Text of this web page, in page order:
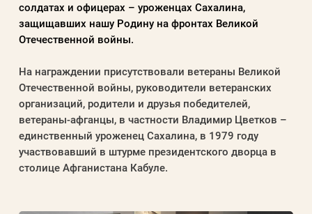
солдатах и офицерах – уроженцах Сахалина,
защищавших нашу Родину на фронтах Великой
Отечественной войны.
На награждении присутствовали ветераны Великой
Отечественной войны, руководители ветеранских
организаций, родители и друзья победителей,
ветераны-афганцы, в частности Владимир Цветков –
единственный уроженец Сахалина, в 1979 году
участвовавший в штурме президентского дворца в
столице Афганистана Кабуле.